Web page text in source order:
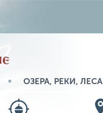
ОЗЕРА, РЕКИ, ЛЕСА